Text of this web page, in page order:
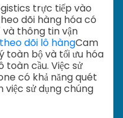
trực tiếp vào
dõi hàng hóa có
thông tin vận
theo dõi lô hàngCam
toàn bộ và tối ưu hóa
cầu. Việc sử
có khả năng quét
việc sử dụng chúng